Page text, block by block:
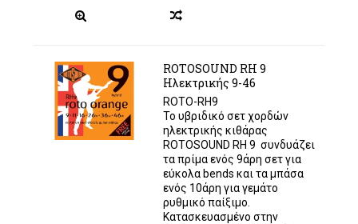
ROTOSOUND RH 9
Ηλεκτρικής 9-46
ROTO-RH9
Το υβριδικό σετ χορδών
ηλεκτρικής κιθάρας
ROTOSOUND RH 9 συνδυάζει
τα πρίμα ενός 9άρη σετ για
εύκολα bends και τα μπάσα
ενός 10άρη για γεμάτο
ρυθμικό παίξιμο.
Κατασκευασμένο στην